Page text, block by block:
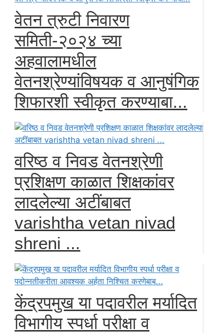
वेतन त्रुटी निवारण
समिती-२०२४ च्या
अहवालामधील
वेतनश्रेण्यांविषयक व आनुषंगिक
शिफारशी स्वीकृत करण्याबा...
वरिष्ठ व निवड वेतनश्रेणी
प्रशिक्षण काळात शिक्षकांवर
लादलेल्या अटींबाबत
varishtha vetan nivad
shreni ...
केंद्रपमुख या पदावरील मर्यादित
विभागीय स्पर्धा परीक्षा व